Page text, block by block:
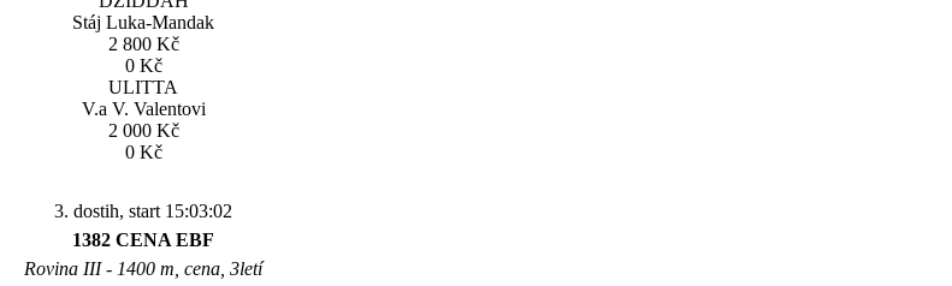
Stáj Luka-Mandak
2 800 Kč
0 Kč
ULITTA
V.a V. Valentovi
2 000 Kč
0 Kč
3. dostih, start 15:03:02
1382 CENA EBF
Rovina III - 1400 m, cena, 3letí